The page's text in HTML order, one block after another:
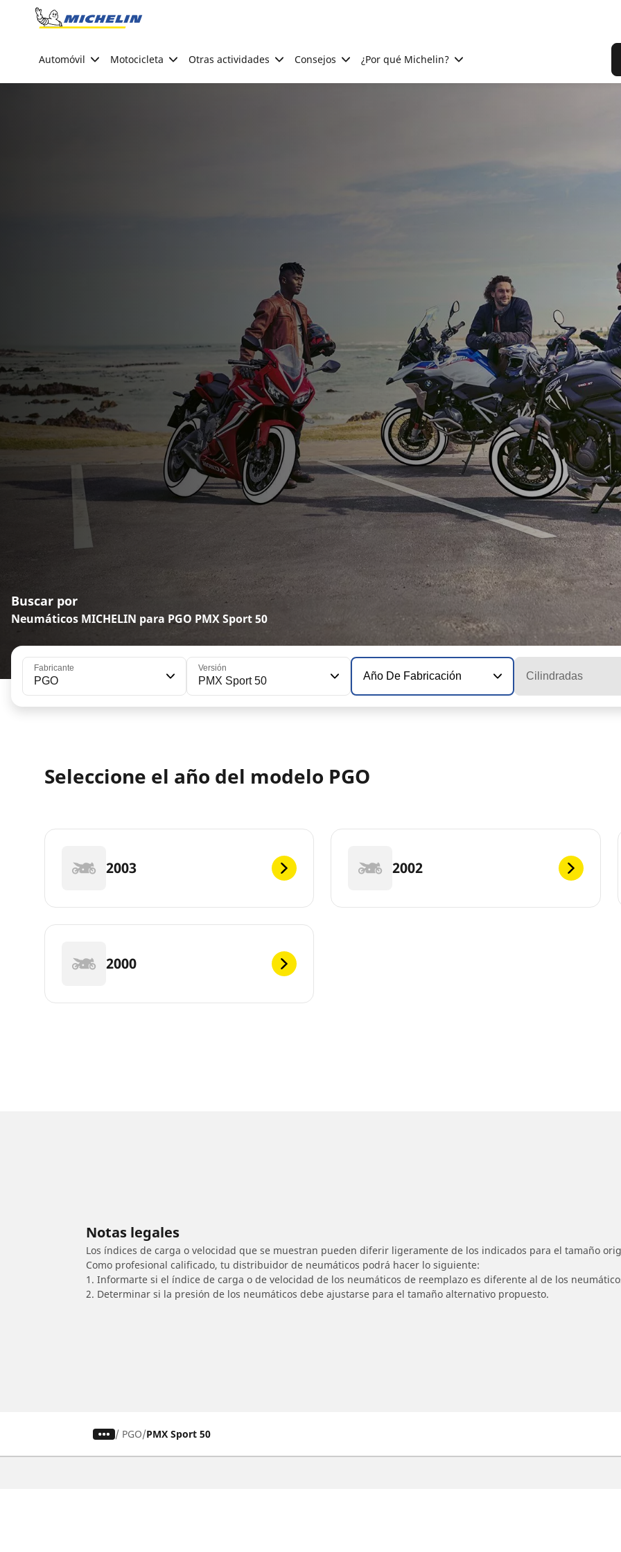
Go to page content
Automóvil Motocicleta Otras actividades Consejos ¿Por qué Michelin?
Buscar por
Neumáticos MICHELIN para PGO PMX Sport 50
Fabricante
PGO
Versión
PMX Sport 50 Año De Fabricación Cilindradas
Seleccione el año del modelo PGO
2003 2002
2000
Notas legales
Los índices de carga o velocidad que se muestran pueden diferir ligeramente de los indicados para el tamaño
Como profesional calificado, tu distribuidor de neumáticos podrá hacer lo siguiente:
1. Informarte si el índice de carga o de velocidad de los neumáticos de reemplazo es diferente al de los
2. Determinar si la presión de los neumáticos debe ajustarse para el tamaño alternativo propuesto.
/ PGO PMX Sport 50